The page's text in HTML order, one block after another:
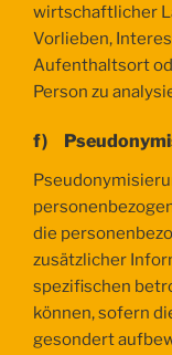
wirtschaftlicher
Vorlieben,
Aufenthaltsort
Person zu
f)
die
zusätzlicher
spezifischen
können, sofern
gesondert